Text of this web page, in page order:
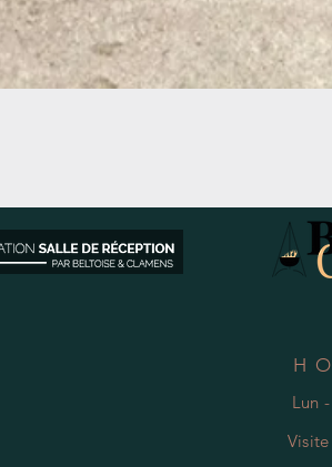
Lun
Visite